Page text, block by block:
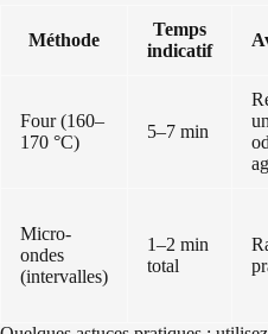
Méthode
Temps
indicatif
Four (160–
170 °C)
5–7 min
Micro-
ondes
(intervalles)
1–2 min
total